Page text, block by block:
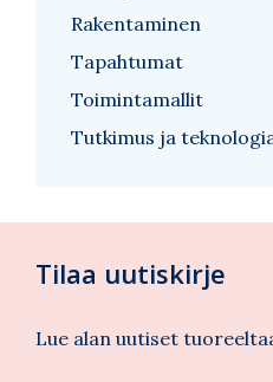
Rakentaminen
Tapahtumat
Toimintamallit
Tutkimus ja
Tilaa uutiskirje
Lue alan uutiset